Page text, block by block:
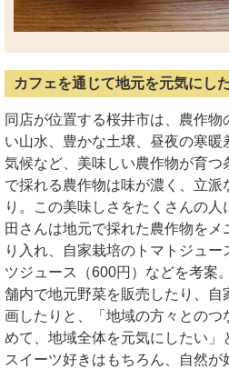
カフェを通じて地元を元気にし
同店が位置する桜井市は、農作物
い山水、豊かな土壌、昼夜の寒暖
気候など、美味しい農作物が育つ
で採れる農作物は味が濃く、立派
り。この美味しさをたくさんの
田さんは地元で採れた農作物をメ
り入れ、自家栽培のトマトジュ
ツジュース（600円）などを考案
舗内で地元野菜を販売したり、自
画したりと、「地域の方々とのつ
めて、地域全体を元気にしたい」
スイーツ好きはもちろん、自然が